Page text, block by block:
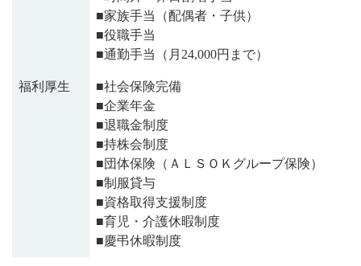
■家族手当（配偶者・子供）
■役職手当
■通勤手当（月24,000円まで）
福利厚生
■社会保険完備
■企業年金
■退職金制度
■持株会制度
■団体保険（ＡＬＳＯＫグループ保険）
■制服貸与
■資格取得支援制度
■育児・介護休暇制度
■慶弔休暇制度